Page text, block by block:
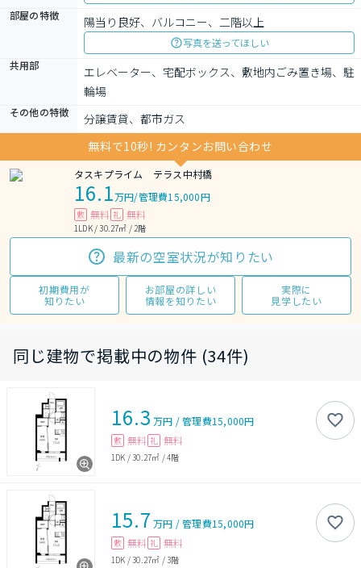
部屋の特徴
陽当り良好、バルコニー、二階以上
写真を送ってほしい
共用部
エレベーター、宅配ボックス、敷地内ごみ置き場、駐
輪場
その他の特徴
分譲賃貸、都市ガス
無料で10秒! カンタンお問い合わせ
タスキプライム テラス中村橋
16.1万円/管理費15,000円
敷 無料 礼 無料
1LDK / 30.27㎡ / 2階
最新の空室状況が知りたい
初期費用が
知りたい
お部屋の詳しい
情報を知りたい
実際に
見学したい
同じ建物で掲載中の物件 (34件)
16.3 万円 /管理費15,000円
敷 無料 礼 無料
1DK /30.27㎡ /4階
15.7 万円 /管理費15,000円
敷 無料 礼 無料
1DK /30.27㎡ /3階